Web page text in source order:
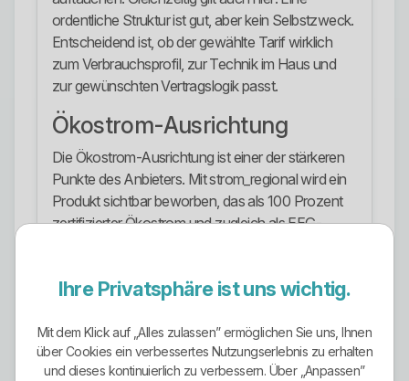
ordentliche Struktur ist gut, aber kein Selbstzweck.
Entscheidend ist, ob der gewählte Tarif wirklich
zum Verbrauchsprofil, zur Technik im Haus und
zur gewünschten Vertragslogik passt.
Ökostrom-Ausrichtung
Die Ökostrom-Ausrichtung ist einer der stärkeren
Punkte des Anbieters. Mit strom_regional wird ein
Produkt sichtbar beworben, das als 100 Prozent
zertifizierter Ökostrom und zugleich als EEG-
beworben, es sei 100 Prozent regional und 100
Das ist mehr als das übliche grüne Gerede vieler
Anbieter. Hier wird das Thema nicht nur dekorativ
Ihre Privatsphäre ist uns wichtig.
Mit dem Klick auf „Alles zulassen” ermöglichen Sie uns, Ihnen
über Cookies ein verbessertes Nutzungserlebnis zu erhalten
und dieses kontinuierlich zu verbessern. Über „Anpassen”